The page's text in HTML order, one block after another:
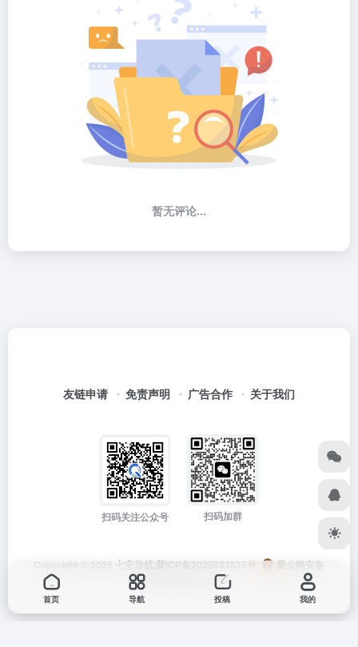
暂无评论...
友链申请 免责声明 广告合作 关于我们
扫码关注公众号 扫码加群
Copyright © 2026 七安导航 蒙ICP备2025033835号
蒙公网安备
15012202000171号
首页 导航 投稿 我的